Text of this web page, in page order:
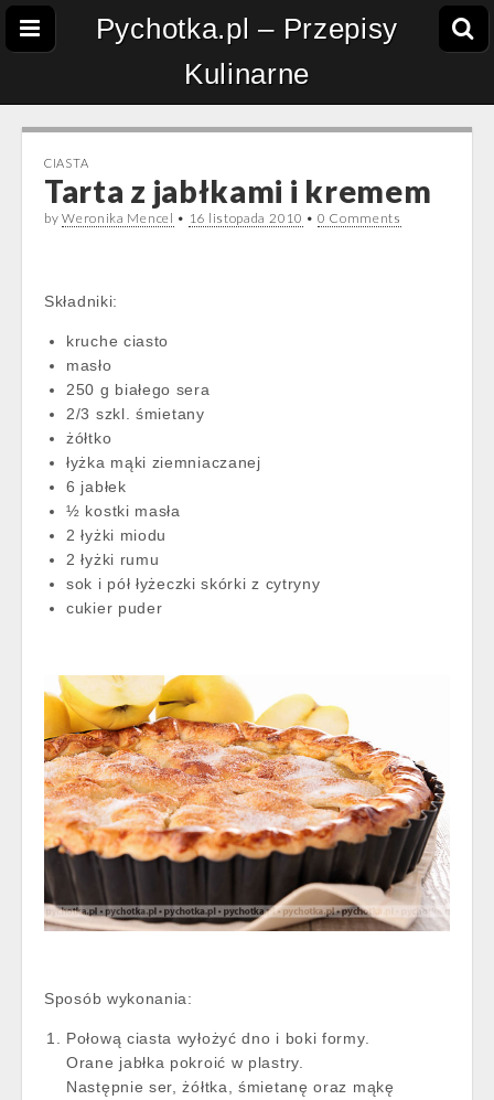
Pychotka.pl – Przepisy
Kulinarne
CIASTA
Tarta z jabłkami i kremem
byWeronika Mencel • 16 listopada 2010 • 0 Comments
Składniki:
kruche ciasto
masło
250 g białego sera
2/3 szkl. śmietany
żółtko
łyżka mąki ziemniaczanej
6 jabłek
½ kostki masła
2 łyżki miodu
2 łyżki rumu
sok i pół łyżeczki skórki z cytryny
cukier puder
Sposób wykonania:
Połową ciasta wyłożyć dno i boki formy.
Orane jabłka pokroić w plastry.
Następnie ser, żółtka, śmietanę oraz mąkę